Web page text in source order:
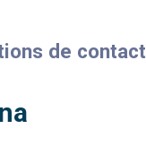
de contact